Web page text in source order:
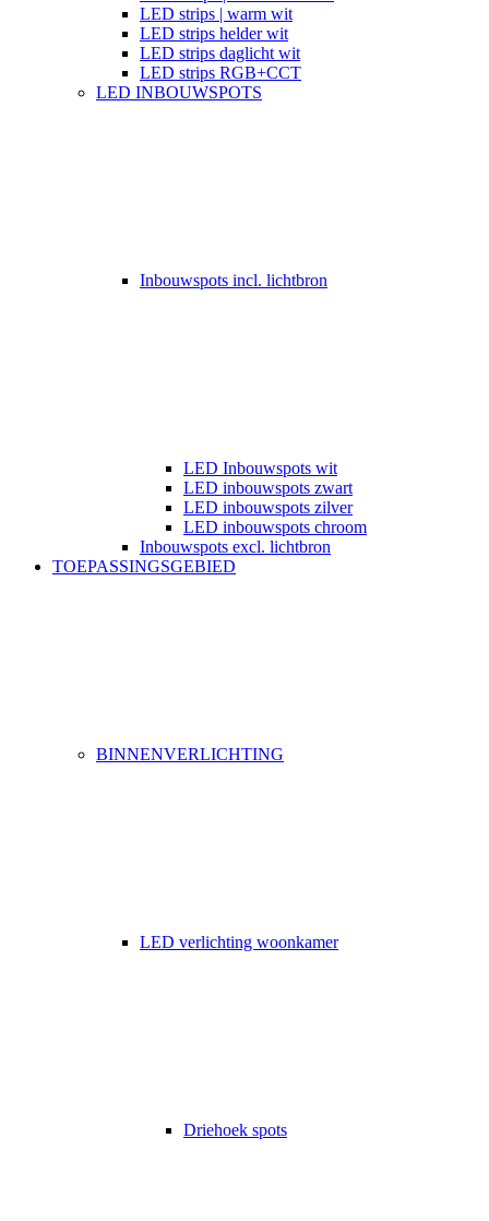
LED strips | warm wit
LED strips helder wit
LED strips daglicht wit
LED strips RGB+CCT
LED INBOUWSPOTS
Inbouwspots incl. lichtbron
LED Inbouwspots wit
LED inbouwspots zwart
LED inbouwspots zilver
LED inbouwspots chroom
Inbouwspots excl. lichtbron
TOEPASSINGSGEBIED
BINNENVERLICHTING
LED verlichting woonkamer
Driehoek spots